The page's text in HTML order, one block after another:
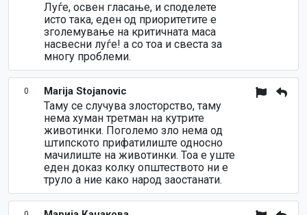
Луѓе, освен гласање, и споделете
исто така, еден од приоритетите е
зголемување на критичната маса
насвесни луѓе! а со тоа и свеста за
многу проблеми.
0 Marija Stojanovic
Таму се случува злосторство, таму
нема хуман третман на кутрите
животинки. Поголемо зло нема од
штипското прифатилиште односно
мачилиште на животинки. Тоа е уште
еден доказ колку општеството ни е
труло а ние како народ заостанати.